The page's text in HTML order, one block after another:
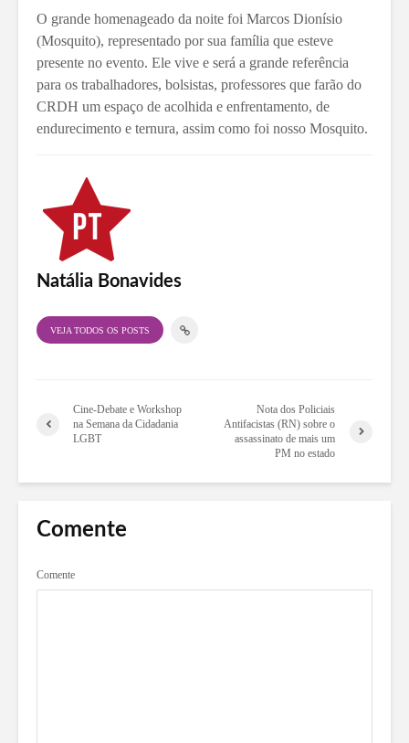
O grande homenageado da noite foi Marcos Dionísio
(Mosquito), representado por sua família que esteve
presente no evento. Ele vive e será a grande referência
para os trabalhadores, bolsistas, professores que farão do
CRDH um espaço de acolhida e enfrentamento, de
endurecimento e ternura, assim como foi nosso Mosquito.
Natália Bonavides
VEJA TODOS OS POSTS
Cine-Debate e Workshop
na Semana da Cidadania
LGBT
Nota dos Policiais
Antifacistas (RN) sobre o
assassinato de mais um
PM no estado
Comente
Comente